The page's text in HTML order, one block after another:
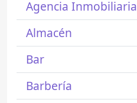
Agencia Inmobiliaria
Almacén
Bar
Barbería